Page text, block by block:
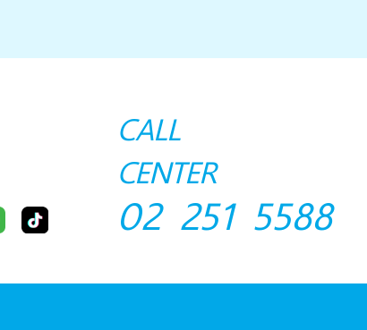
CALL
CENTER
02 251 5588